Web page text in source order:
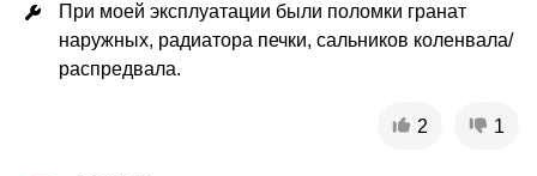
При моей эксплуатации были поломки гранат
наружных, радиатора печки, сальников коленвала/
распредвала.
2 1